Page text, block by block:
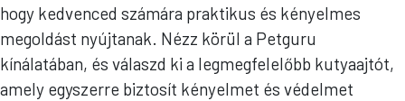
hogy kedvenced számára praktikus és kényelmes
megoldást nyújtanak. Nézz körül a Petguru
kínálatában, és válaszd ki a legmegfelelőbb kutyaajtót,
amely egyszerre biztosít kényelmet és védelmet